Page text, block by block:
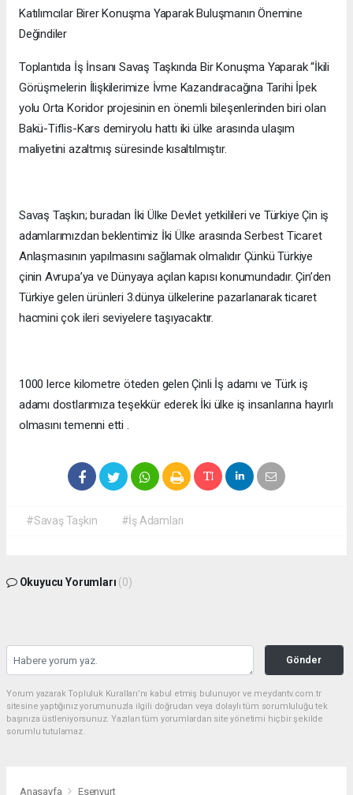
Katılımcılar Birer Konuşma Yaparak Buluşmanın Önemine
Değindiler
Toplantıda İş İnsanı Savaş Taşkında Bir Konuşma Yaparak “İkili
Görüşmelerin İlişkilerimize İvme Kazandıracağına Tarihi İpek
yolu Orta Koridor projesinin en önemli bileşenlerinden biri olan
Bakü-Tiflis-Kars demiryolu hattı iki ülke arasında ulaşım
maliyetini azaltmış süresinde kısaltılmıştır.
Savaş Taşkın; buradan İki Ülke Devlet yetkilileri ve Türkiye Çin iş
adamlarımızdan beklentimiz İki Ülke arasında Serbest Ticaret
Anlaşmasının yapılmasını sağlamak olmalıdır Çünkü Türkiye
çinin Avrupa’ya ve Dünyaya açılan kapısı konumundadır. Çin’den
Türkiye gelen ürünleri 3.dünya ülkelerine pazarlanarak ticaret
hacmini çok ileri seviyelere taşıyacaktır.
1000 lerce kilometre öteden gelen Çinli İş adamı ve Türk iş
adamı dostlarımıza teşekkür ederek İki ülke iş insanlarına hayırlı
olmasını temenni etti .
#Savaş Taşkın #İş Adamları
Okuyucu Yorumları (0)
Gönder
Yorum yazarak Topluluk Kuralları’nı kabul etmiş bulunuyor ve meydantv.com.tr
sitesine yaptığınız yorumunuzla ilgili doğrudan veya dolaylı tüm sorumluluğu tek
başınıza üstleniyorsunuz. Yazılan tüm yorumlardan site yönetimi hiçbir şekilde
sorumlu tutulamaz.
Anasayfa Esenyurt